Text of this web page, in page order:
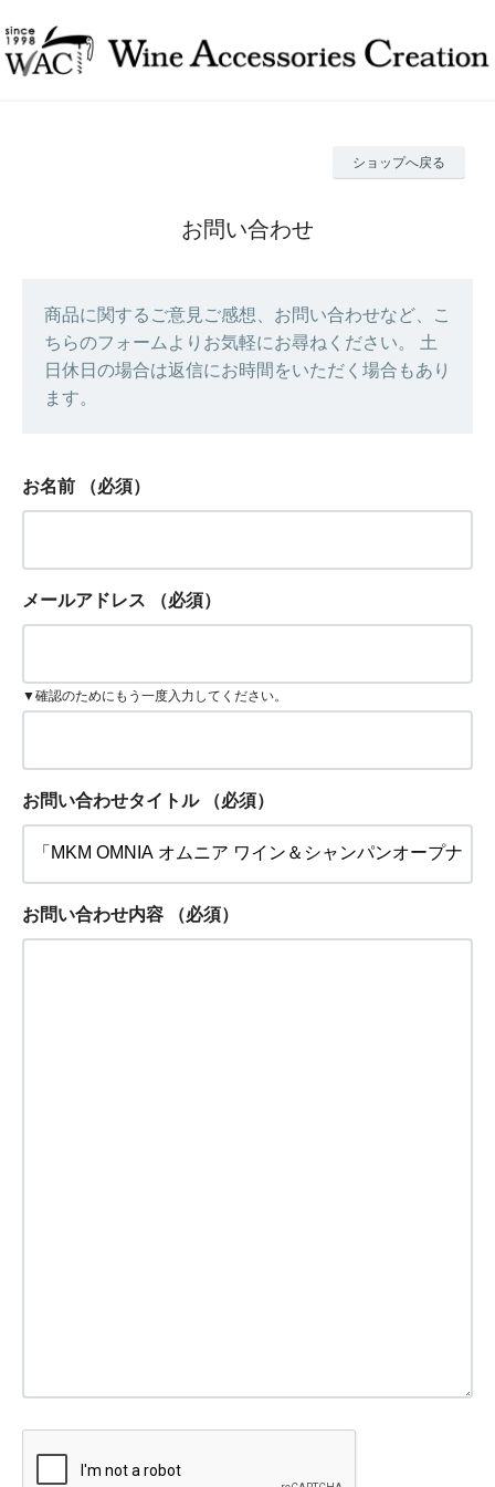
ショップへ戻る
お問い合わせ
商品に関するご意見ご感想、お問い合わせなど、こ
ちらのフォームよりお気軽にお尋ねください。 土
日休日の場合は返信にお時間をいただく場合もあり
ます。
お名前 （必須）
メールアドレス （必須）
▼確認のためにもう一度入力してください。
お問い合わせタイトル （必須）
お問い合わせ内容 （必須）